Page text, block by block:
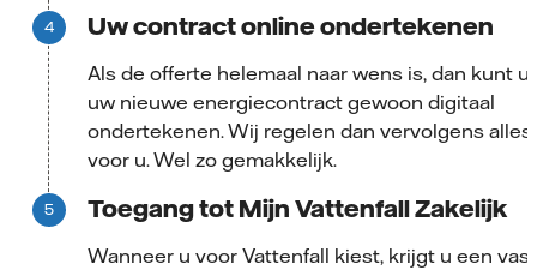
Uw contract online ondertekenen
Als de offerte helemaal naar wens is, dan kunt u
uw nieuwe energiecontract gewoon digitaal
ondertekenen. Wij regelen dan vervolgens alles
voor u. Wel zo gemakkelijk.
Toegang tot Mijn Vattenfall Zakelijk
Wanneer u voor Vattenfall kiest, krijgt u een